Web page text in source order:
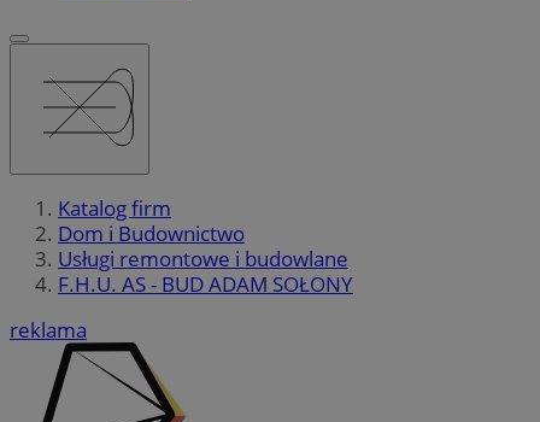
Katalog firm
Dom i Budownictwo
Usługi remontowe i budowlane
F.H.U. AS - BUD ADAM SOŁONY
reklama